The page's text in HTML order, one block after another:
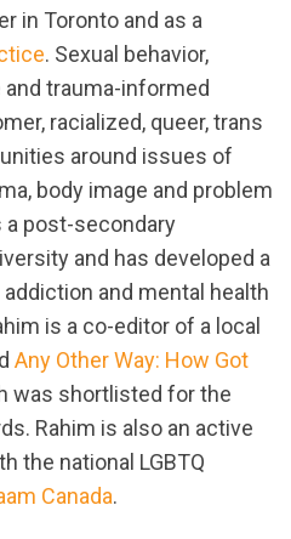
in Toronto and as a
. Sexual behavior,
trauma-informed
racialized, queer, trans
around issues of
body image and problem
a post-secondary
and has developed a
and mental health
is a co-editor of a local
Any Other Way: How Got
was shortlisted for the
Rahim is also an active
the national LGBTQ
Canada.